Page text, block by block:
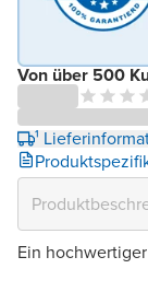
Von über 500
¹
Ein